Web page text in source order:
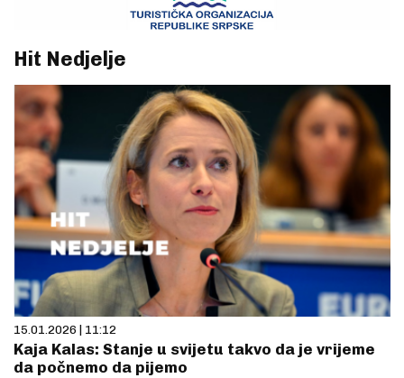
Hit Nedjelje
15.01.2026 | 11:12
Kaja Kalas: Stanje u svijetu takvo da je vrijeme
da počnemo da pijemo